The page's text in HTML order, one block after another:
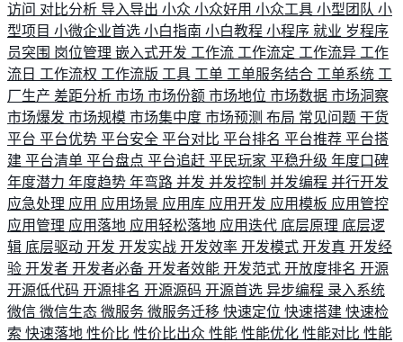
访问 对比分析 导入导出 小众 小众好用 小众工具 小型团队 小
型项目 小微企业首选 小白指南 小白教程 小程序 就业 岁程序
员突围 岗位管理 嵌入式开发 工作流 工作流定 工作流异 工作
流日 工作流权 工作流版 工具 工单 工单服务结合 工单系统 工
厂生产 差距分析 市场 市场份额 市场地位 市场数据 市场洞察
市场爆发 市场规模 市场集中度 市场预测 布局 常见问题 干货
平台 平台优势 平台安全 平台对比 平台排名 平台推荐 平台搭
建 平台清单 平台盘点 平台追赶 平民玩家 平稳升级 年度口碑
年度潜力 年度趋势 年弯路 并发 并发控制 并发编程 并行开发
应急处理 应用 应用场景 应用库 应用开发 应用模板 应用管控
应用管理 应用落地 应用轻松落地 应用迭代 底层原理 底层逻
辑 底层驱动 开发 开发实战 开发效率 开发模式 开发真 开发经
验 开发者 开发者必备 开发者效能 开发范式 开放度排名 开源
开源低代码 开源排名 开源源码 开源首选 异步编程 录入系统
微信 微信生态 微服务 微服务迁移 快速定位 快速搭建 快速检
索 快速落地 性价比 性价比出众 性能 性能优化 性能对比 性能